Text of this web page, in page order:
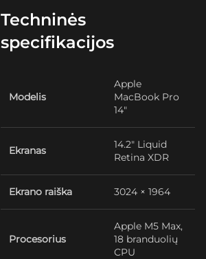
Techninės
specifikacijos
Modelis
Apple
MacBook Pro
14″
Ekranas
14.2″ Liquid
Retina XDR
Ekrano raiška 3024 × 1964
Procesorius
Apple M5 Max,
18 branduolių
CPU